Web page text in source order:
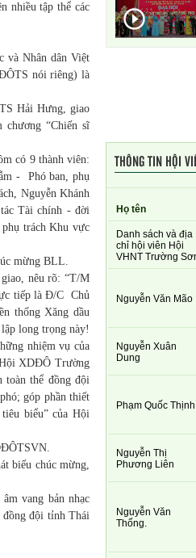
nhiều tập thể các
Nhân dân Việt
nói riêng) là
Hải Hưng, giao
“Chiến sĩ
có 9 thành viên:
- Phó ban, phụ
Nguyễn Khánh
Tài chính - đời
trách Khu vực
mừng BLL.
nêu rõ: “T/M
tiếp là Đ/C Chủ
thống Xăng dầu
long trọng này!
nhiệm vụ của
XDĐÔ Trường
toàn thể đồng đội
góp phần thiết
biểu” của Hội
biếu chúc mừng,
vang bản nhạc
đồng đội tỉnh Thái
THÔNG TIN HỘI
Họ tên
Danh sách và địa
chỉ hội viên Hội
VHNT Trường
Nguyễn Văn Mão
Nguyễn Xuân
Dung
Phạm Quốc Thịnh
Nguyễn Thị
Phương Liên
Nguyễn Văn
Thống.